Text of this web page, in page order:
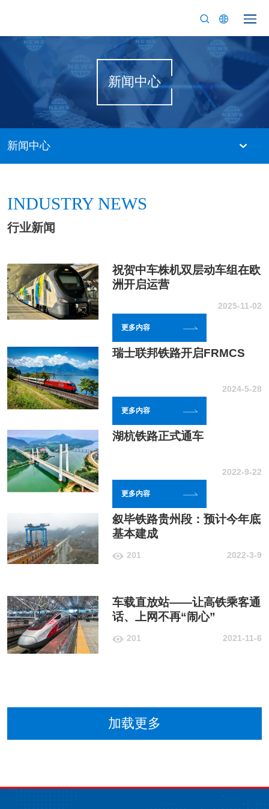
新闻中心
新闻中心
INDUSTRY NEWS
行业新闻
祝贺中车株机双层动车组在欧
洲开启运营
更多内容
2025-11-02
瑞士联邦铁路开启FRMCS
更多内容
2024-5-28
湖杭铁路正式通车
更多内容
2022-9-22
叙毕铁路贵州段：预计今年底
基本建成
201 2022-3-9
车载直放站——让高铁乘客通
话、上网不再“闹心”
201 2021-11-6
加载更多